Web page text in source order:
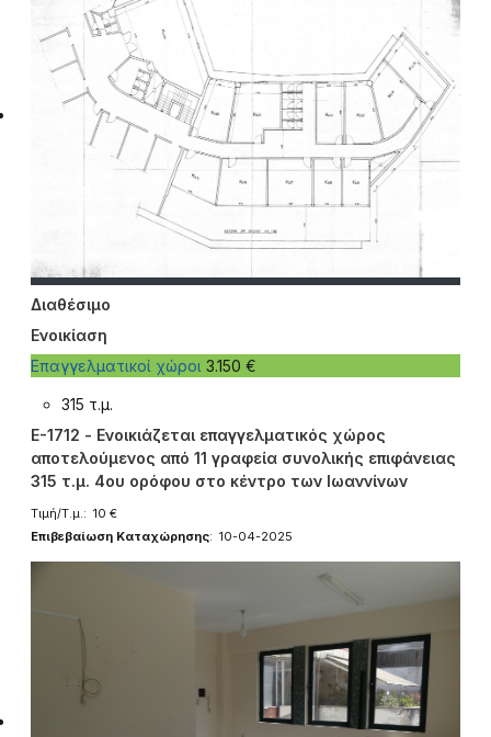
Διαθέσιμο
Ενοικίαση
Επαγγελματικοί χώροι 3.150 €
315 τ.μ.
E-1712 - Ενοικιάζεται επαγγελματικός χώρος
αποτελούμενος από 11 γραφεία συνολικής επιφάνειας
315 τ.μ. 4ου ορόφου στο κέντρο των Ιωαννίνων
Τιμή/Τ.μ.: 10 €
Επιβεβαίωση Καταχώρησης: 10-04-2025